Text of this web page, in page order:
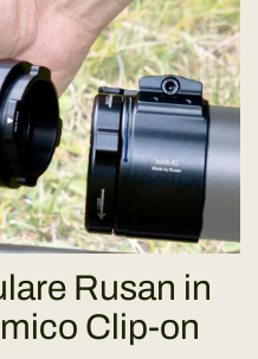
Rusan in
Clip-on